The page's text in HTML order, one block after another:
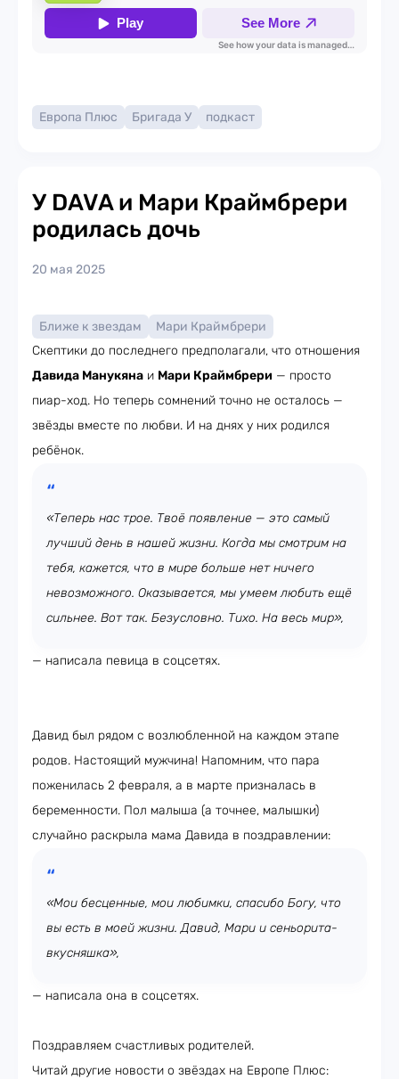
Европа Плюс Бригада У подкаст
У DAVA и Мари Краймбрери
родилась дочь
20 мая 2025
Ближе к звездам
Мари Краймбрери
Скептики до последнего предполагали, что отношения
Давида Манукяна и Мари Краймбрери — просто
пиар-ход. Но теперь сомнений точно не осталось —
звёзды вместе по любви. И на днях у них родился
ребёнок.
«Теперь нас трое. Твоё появление — это самый
лучший день в нашей жизни. Когда мы смотрим на
тебя, кажется, что в мире больше нет ничего
невозможного. Оказывается, мы умеем любить ещё
сильнее. Вот так. Безусловно. Тихо. На весь мир»,
— написала певица в соцсетях.
Давид был рядом с возлюбленной на каждом этапе
родов. Настоящий мужчина! Напомним, что пара
поженилась 2 февраля, а в марте призналась в
беременности. Пол малыша (а точнее, малышки)
случайно раскрыла мама Давида в поздравлении:
«Мои бесценные, мои любимки, спасибо Богу, что
вы есть в моей жизни. Давид, Мари и сеньорита-
вкусняшка»,
— написала она в соцсетях.
Поздравляем счастливых родителей.
Читай другие новости о звёздах на Европе Плюс: